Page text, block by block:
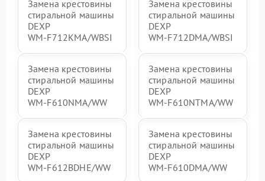
Замена крестовины
стиральной машины
DEXP
WM‑F712KMA/WBSI
Замена крестовины
стиральной машины
DEXP
WM‑F712DMA/WBSI
Замена крестовины
стиральной машины
DEXP
WM‑F610NMA/WW
Замена крестовины
стиральной машины
DEXP
WM‑F610NTMA/WW
Замена крестовины
стиральной машины
DEXP
WM‑F612BDHE/WW
Замена крестовины
стиральной машины
DEXP
WM‑F610DMA/WW